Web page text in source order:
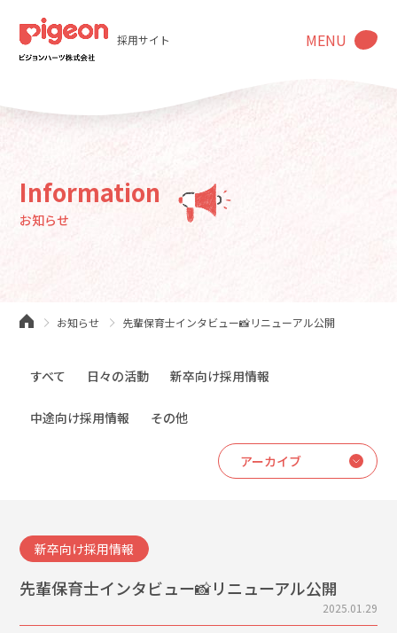
採用サイト MENU
Information
お知らせ
お知らせ 先輩保育士インタビュー📸リニューアル公開
すべて 日々の活動 新卒向け採用情報
中途向け採用情報 その他
新卒向け採用情報
先輩保育士インタビュー📸リニューアル公開
2025.01.29